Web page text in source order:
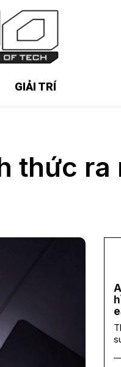
GIẢI TRÍ
thức ra